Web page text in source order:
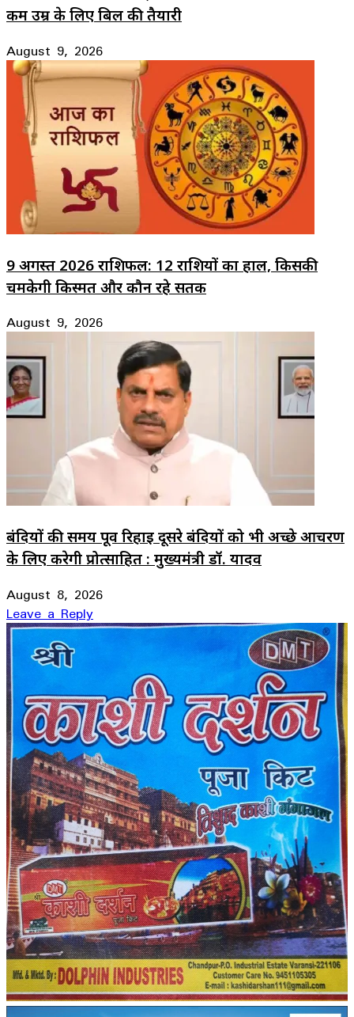
कम उम्र के लिए बिल की तैयारी
August 9, 2026
9 अगस्त 2026 राशिफल: 12 राशियों का हाल, किसकी
चमकेगी किस्मत और कौन रहे सतर्क
August 9, 2026
बंदियों की समय पूर्व रिहाई दूसरे बंदियों को भी अच्छे आचरण
के लिए करेगी प्रोत्साहित : मुख्यमंत्री डॉ. यादव
August 8, 2026
Leave a Reply